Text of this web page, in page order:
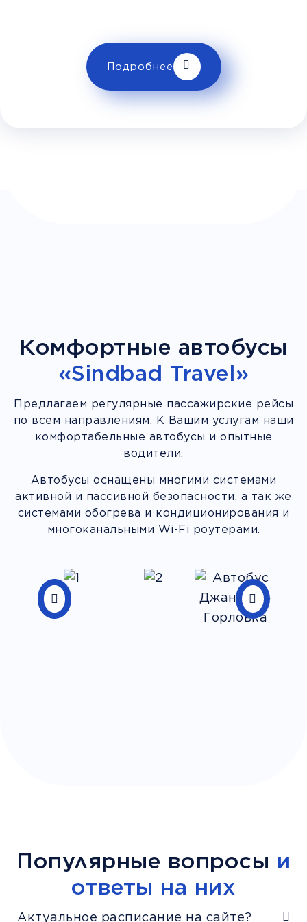
Комфорт
Телевизор Комфорт
Wi-Fi
Климат контроль
Подробнее
Комфортные автобусы
«Sindbad Travel»
Предлагаем регулярные пассажирские рейсы
по всем направлениям. К Вашим услугам наши
комфортабельные автобусы и опытные
водители.
Автобусы оснащены многими системами
активной и пассивной безопасности, а так же
системами обогрева и кондиционирования и
многоканальными Wi-Fi роутерами.
Популярные вопросы и
ответы на них
Актуальное расписание на сайте?